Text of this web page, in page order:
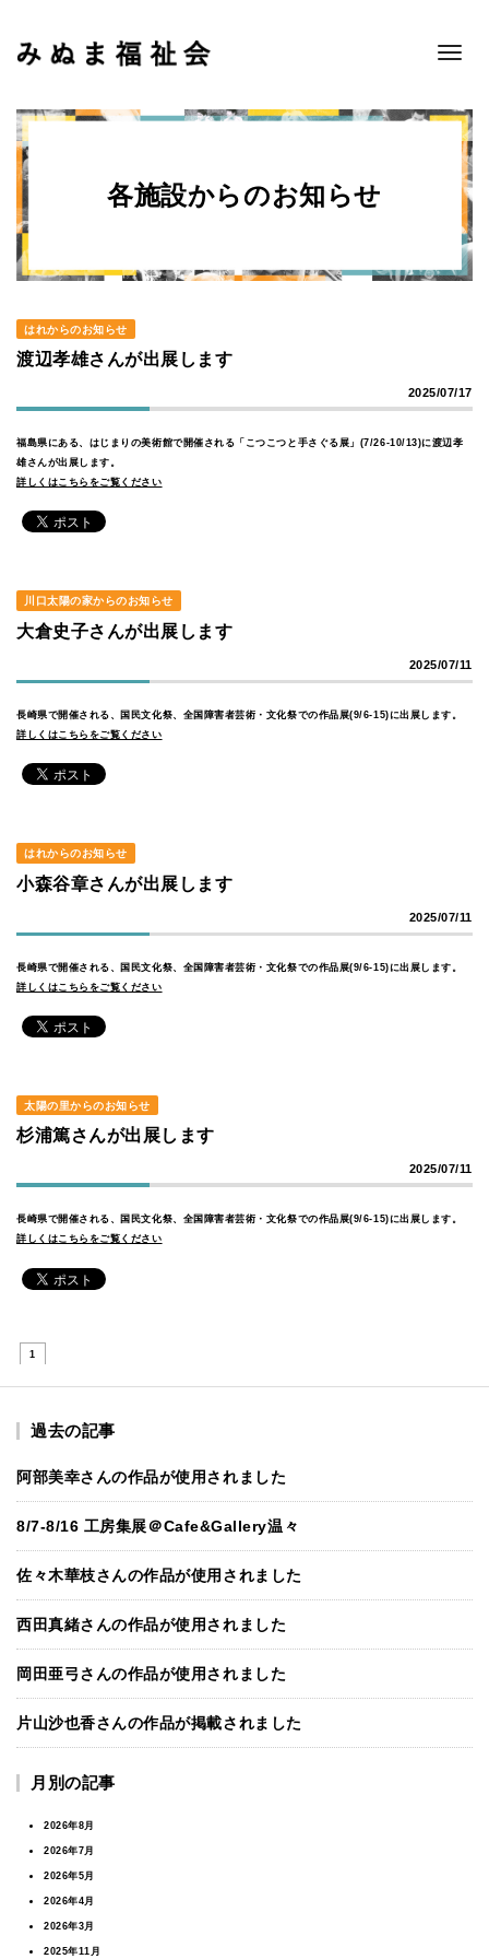
Toggle
各施設からのお知らせ
はれからのお知らせ
渡辺孝雄さんが出展します
2025/07/17
福島県にある、はじまりの美術館で開催される「こつこつと手さぐる展」(7/26-10/13)に渡辺孝
雄さんが出展します。
詳しくはこちらをご覧ください
川口太陽の家からのお知らせ
大倉史子さんが出展します
2025/07/11
長崎県で開催される、国民文化祭、全国障害者芸術・文化祭での作品展(9/6-15)に出展します。
詳しくはこちらをご覧ください
はれからのお知らせ
小森谷章さんが出展します
2025/07/11
長崎県で開催される、国民文化祭、全国障害者芸術・文化祭での作品展(9/6-15)に出展します。
詳しくはこちらをご覧ください
太陽の里からのお知らせ
杉浦篤さんが出展します
2025/07/11
長崎県で開催される、国民文化祭、全国障害者芸術・文化祭での作品展(9/6-15)に出展します。
詳しくはこちらをご覧ください
1
過去の記事
阿部美幸さんの作品が使用されました
8/7-8/16 工房集展＠Cafe&Gallery温々
佐々木華枝さんの作品が使用されました
西田真緒さんの作品が使用されました
岡田亜弓さんの作品が使用されました
片山沙也香さんの作品が掲載されました
月別の記事
2026年8月
2026年7月
2026年5月
2026年4月
2026年3月
2025年11月